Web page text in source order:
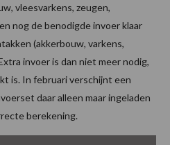
vleesvarkens, zeugen,
nog de benodigde invoer klaar
(akkerbouw, varkens,
invoer is dan niet meer nodig,
is. In februari verschijnt een
daar alleen maar ingeladen
berekening.